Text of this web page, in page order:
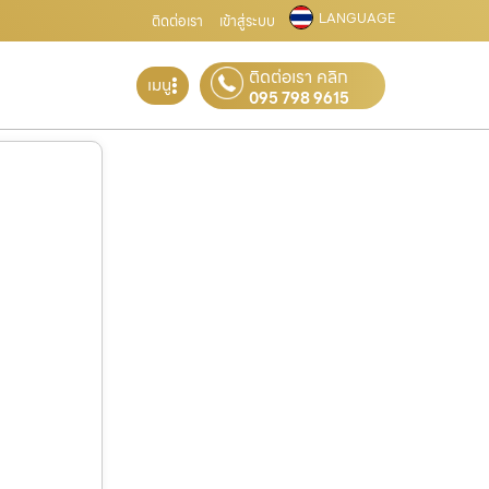
ติดต่อเรา เข้าสู่ระบบ LANGUAGE
เมนู ติดต่อเรา คลิก
095 798 9615